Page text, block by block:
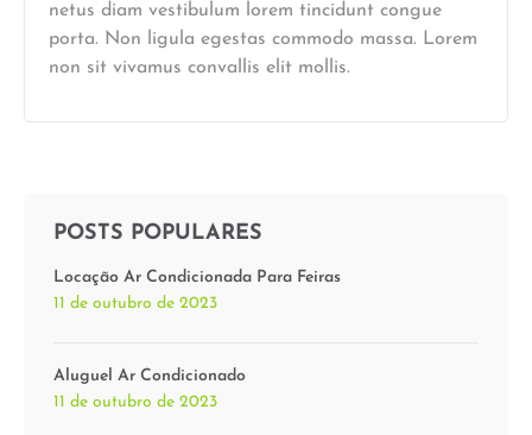
netus diam vestibulum lorem tincidunt congue
porta. Non ligula egestas commodo massa. Lorem
non sit vivamus convallis elit mollis.
POSTS POPULARES
Locação Ar Condicionada Para Feiras
11 de outubro de 2023
Aluguel Ar Condicionado
11 de outubro de 2023